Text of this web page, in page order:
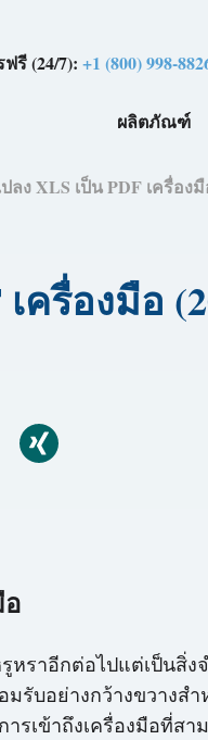
รี (24/7):+1 (800) 998-
ผลิตภัณฑ์
ลง XLS เป็น PDF เครื่อง
ครื่องมือ
ราอีกต่อไปแต่เป็นสิ่
รับอย่างกว้างขวาง
เข้าถึงเครื่องมือที่สา